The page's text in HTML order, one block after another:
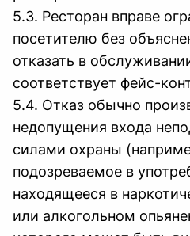
5.3. Ресторан вправе
посетителю без
отказать в
соответствует фейс-
5.4. Отказ обычно
недопущения входа
силами охраны
подозреваемое в
находящееся в
или алкогольном